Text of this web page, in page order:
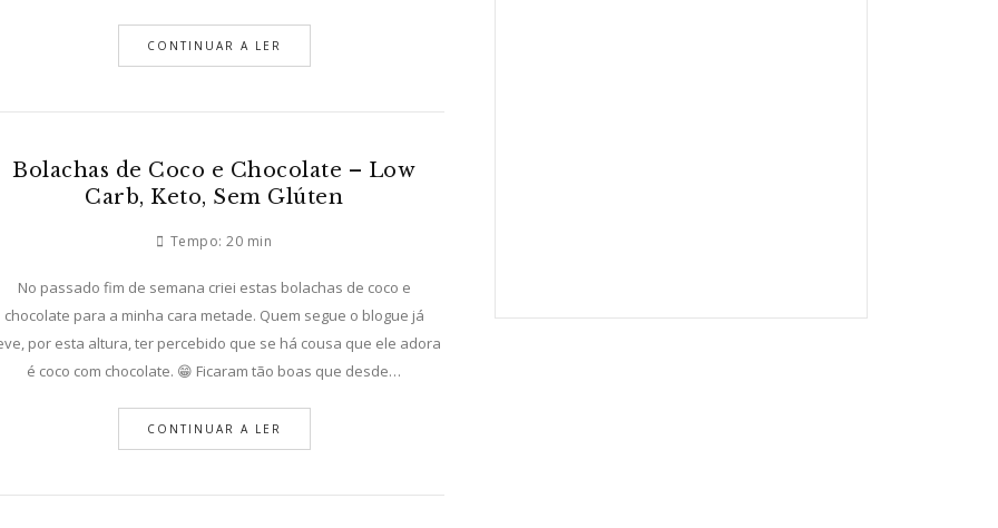
CONTINUAR A LER
Bolachas de Coco e Chocolate – Low
Carb, Keto, Sem Glúten
Tempo: 20 min
No passado fim de semana criei estas bolachas de coco e
chocolate para a minha cara metade. Quem segue o blogue já
por esta altura, ter percebido que se há cousa que ele adora
é coco com chocolate. 😁 Ficaram tão boas que desde…
CONTINUAR A LER